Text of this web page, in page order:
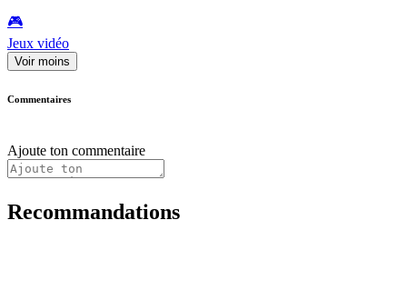
🎮️
Jeux vidéo
Voir moins
Commentaires
Ajoute ton commentaire
Recommandations